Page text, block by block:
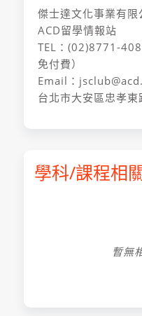
傑士達文化事業有限
ACD留學情報站
TEL：(02)8771-
免付費）
Email：
台北市大安區忠孝
學科/課程相
暫無